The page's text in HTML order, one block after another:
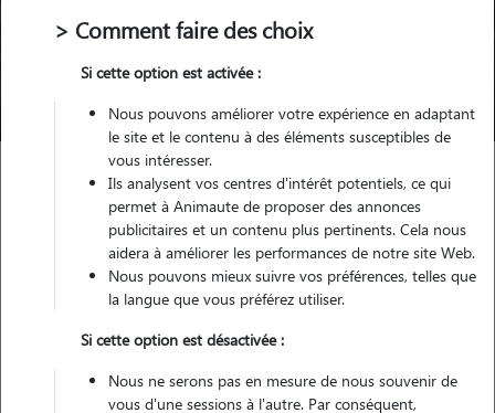
Pour quel animal ?
Trouver mon Pet Sitter
Garde animaux France
Nouvelle Aquitaine
Haute-Vienne
Limoges
Nos promeneurs de chien à
Limoges
> Comment faire des choix
Si cette option est activée :
Nous pouvons améliorer votre expérience en adaptant
le site et le contenu à des éléments susceptibles de
vous intéresser.
Ils analysent vos centres d'intérêt potentiels, ce qui
permet à Animaute de proposer des annonces
publicitaires et un contenu plus pertinents. Cela nous
aidera à améliorer les performances de notre site Web.
Nous pouvons mieux suivre vos préférences, telles que
la langue que vous préférez utiliser.
Si cette option est désactivée :
Nous ne serons pas en mesure de nous souvenir de
vous d'une sessions à l'autre. Par conséquent,